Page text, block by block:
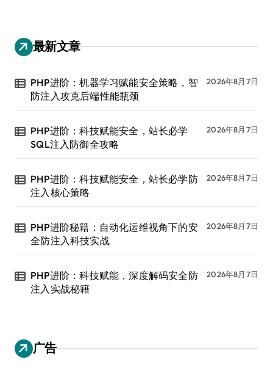
最新文章
PHP进阶：机器学习赋能安全策略，智
防注入攻克后端性能瓶颈
2026年8月7日
PHP进阶：科技赋能安全，站长必学
SQL注入防御全攻略
2026年8月7日
PHP进阶：科技赋能安全，站长必学防
注入核心策略
2026年8月7日
PHP进阶秘籍：自动化运维视角下的安
全防注入科技实战
2026年8月7日
PHP进阶：科技赋能，深度解码安全防
注入实战秘籍
2026年8月7日
广告